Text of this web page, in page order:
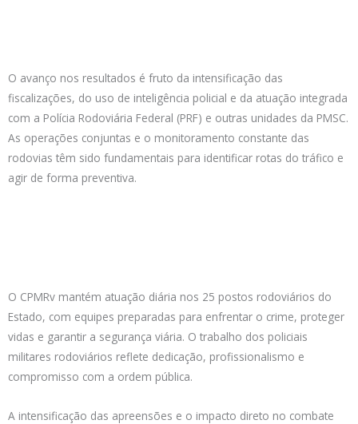
O avanço nos resultados é fruto da intensificação das
fiscalizações, do uso de inteligência policial e da atuação integrada
com a Polícia Rodoviária Federal (PRF) e outras unidades da PMSC.
As operações conjuntas e o monitoramento constante das
rodovias têm sido fundamentais para identificar rotas do tráfico e
agir de forma preventiva.
O CPMRv mantém atuação diária nos 25 postos rodoviários do
Estado, com equipes preparadas para enfrentar o crime, proteger
vidas e garantir a segurança viária. O trabalho dos policiais
militares rodoviários reflete dedicação, profissionalismo e
compromisso com a ordem pública.
A intensificação das apreensões e o impacto direto no combate